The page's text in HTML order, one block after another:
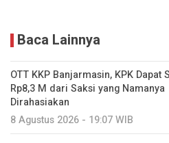
Baca Lainnya
OTT KKP Banjarmasin, KPK Dapat
Rp8,3 M dari Saksi yang Namanya
Dirahasiakan
8 Agustus 2026 - 19:07 WIB